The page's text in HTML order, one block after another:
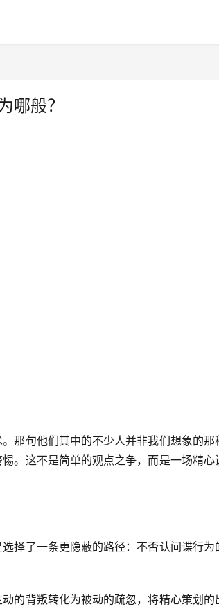
哪般？
那句他们其中的不少人并非我们想象的那
。这不是简单的观点之争，而是一场精心
择了一条更隐蔽的路径：不否认间谍行为
的背叛转化为被动的疏忽，将精心策划的